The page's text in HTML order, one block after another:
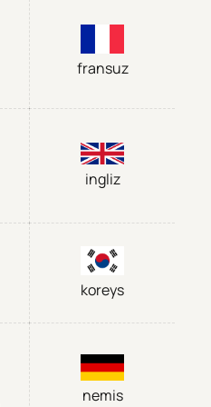
fransuz
ingliz
koreys
nemis